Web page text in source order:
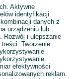
Aktywne
identyfikacji.
danych z
urządzeniu lub
Rozwój i ulepszanie
Tworzenie
efektywności
reklam.